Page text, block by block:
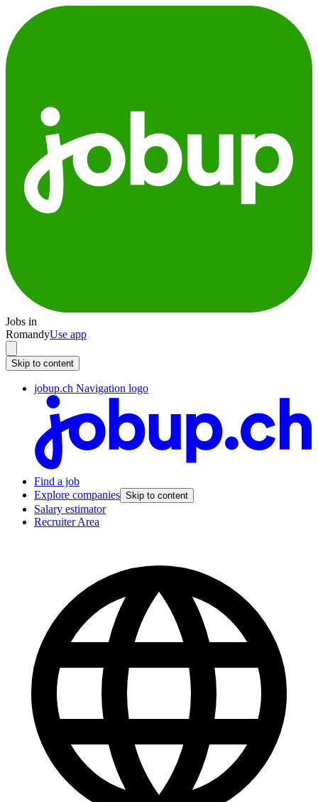
Jobs in
RomandyUse app
Skip to content
jobup.ch Navigation logo
Find a job
Explore companies Skip to content
Salary estimator
Recruiter Area